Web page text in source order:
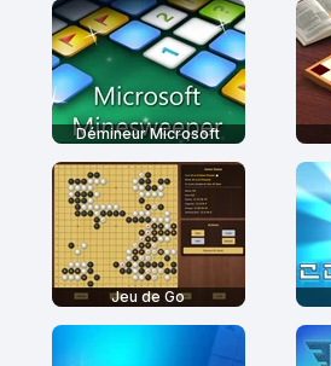
Démineur Microsoft
Jeu de Go